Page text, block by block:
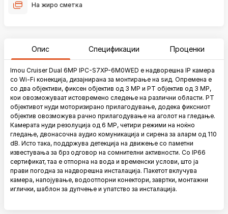
На жиро сметка
Опис Спецификации Проценки
Imou Cruiser Dual 6MP IPC-S7XP-6M0WED е надворешна IP камера
со Wi-Fi конекција, дизајнирана за монтирање на ѕид. Опремена е
со два објективи, фиксен објектив од 3 MP и PT објектив од 3 MP,
кои овозможуваат истовремено следење на различни области. PT
објективот нуди моторизирано прилагодување, додека фиксниот
објектив овозможува рачно прилагодување на аголот на гледање.
Камерата нуди резолуција од 6 MP, четири режими на ноќно
гледање, двонасочна аудио комуникација и сирена за аларм од 110
dB. Исто така, поддржува детекција на движење со паметни
известувања за брз одговор на сомнителни активности. Со IP66
сертификат, таа е отпорна на вода и временски услови, што ја
прави погодна за надворешна инсталација. Пакетот вклучува
камера, напојување, водоотпорни конектори, завртки, монтажни
иглички, шаблон за дупчење и упатство за инсталација.